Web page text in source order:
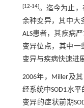
[12-14]。迄今为止，
余种变异，其中大
ALS患者，其疾病
变异位点，其中一
变异与疾病快速进
2006年，Miller及
经系统中SOD1水
变异的症状前期